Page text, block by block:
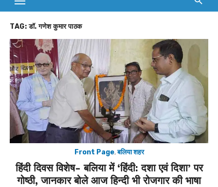
TAG:डॉ. गणेश कुमार पाठक
Front Page,बलिया शहर
हिंदी दिवस विशेष- बलिया में ‘हिंदी: दशा एवं दिशा’ पर
गोष्ठी, जानकार बोले आज हिन्दी भी रोजगार की भाषा